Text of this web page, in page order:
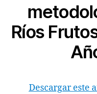
Ríos
Descargar este